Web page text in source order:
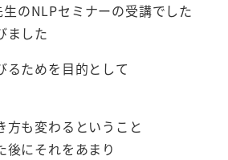
のNLPセミナーの受講でした
ました
るためを目的として
も変わるということ
にそれをあまり